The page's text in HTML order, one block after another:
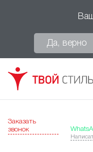
Да, верно
Заказать
звонок